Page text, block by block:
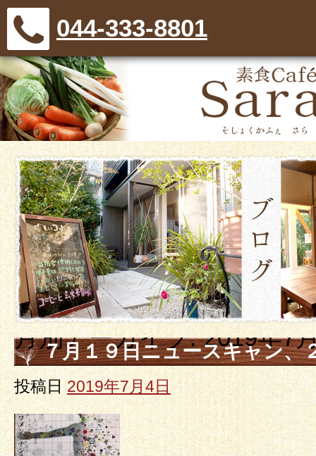
044-333-8801
月別アーカイブ:2019年7
７月１９日ニュースキャン、
検査の講座VOL.１
投稿日 2019年7月4日